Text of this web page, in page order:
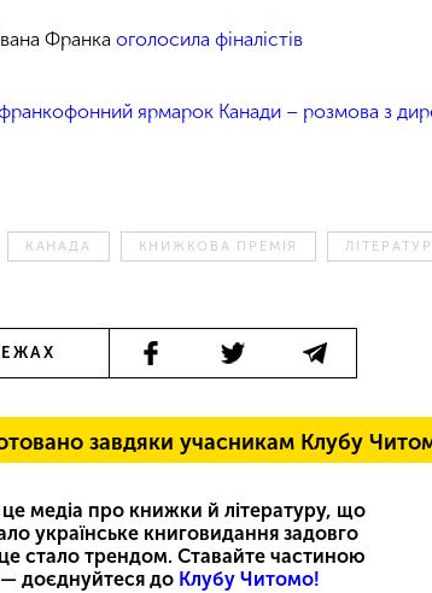
Франкаоголосила фіналістів
ярмарок Канади – розмова з
КАНАДА КНИЖКОВА ПРЕМІЯ
завдяки учасникам Клубу
медіа про книжки й літературу, що
українське книговидання задовго
стало трендом. Ставайте частиною
— доєднуйтеся до Клубу Читомо!